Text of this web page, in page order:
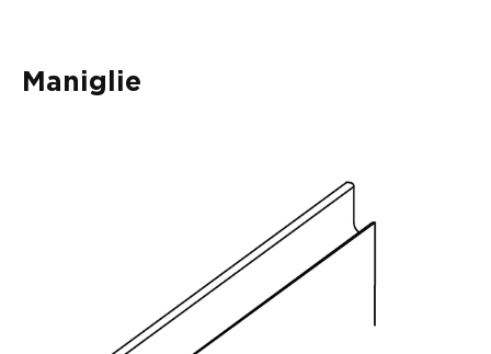
Maniglie